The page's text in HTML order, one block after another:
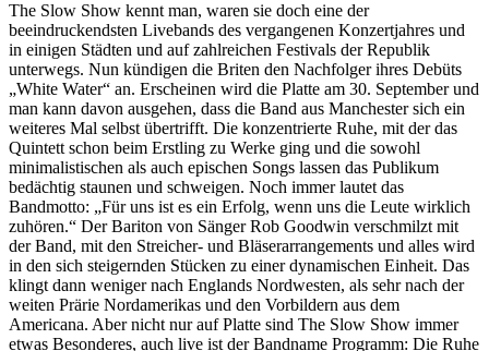
The Slow Show kennt man, waren sie doch eine der
beeindruckendsten Livebands des vergangenen Konzertjahres und
in einigen Städten und auf zahlreichen Festivals der Republik
unterwegs. Nun kündigen die Briten den Nachfolger ihres Debüts
„White Water“ an. Erscheinen wird die Platte am 30. September und
man kann davon ausgehen, dass die Band aus Manchester sich ein
weiteres Mal selbst übertrifft. Die konzentrierte Ruhe, mit der das
Quintett schon beim Erstling zu Werke ging und die sowohl
minimalistischen als auch epischen Songs lassen das Publikum
bedächtig staunen und schweigen. Noch immer lautet das
Bandmotto: „Für uns ist es ein Erfolg, wenn uns die Leute wirklich
zuhören.“ Der Bariton von Sänger Rob Goodwin verschmilzt mit
der Band, mit den Streicher- und Bläserarrangements und alles wird
in den sich steigernden Stücken zu einer dynamischen Einheit. Das
klingt dann weniger nach Englands Nordwesten, als sehr nach der
weiten Prärie Nordamerikas und den Vorbildern aus dem
Americana. Aber nicht nur auf Platte sind The Slow Show immer
etwas Besonderes, auch live ist der Bandname Programm: Die Ruhe